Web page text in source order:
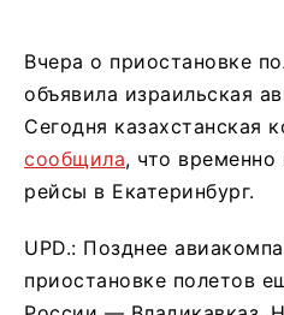
Вчера о приостановке
объявила израильская
Сегодня казахстанская
сообщила, что временно
рейсы в Екатеринбург.
UPD.: Позднее
приостановке полетов